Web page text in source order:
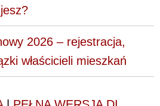
2026 – rejestracja,
właścicieli mieszkań